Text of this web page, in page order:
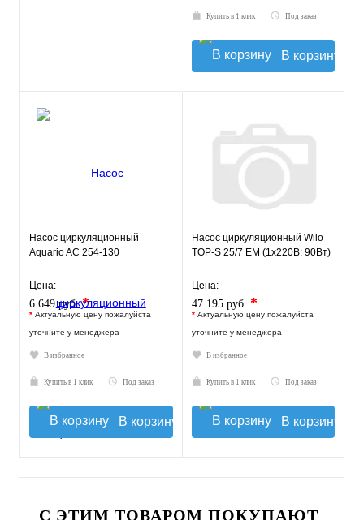
Купить в 1 клик Под заказ
В корзину
Насос циркуляционный
Aquario AC 254-130
Цена:
6 649 руб.*
* Актуальную цену пожалуйста
уточните у менеджера
В избранное
Купить в 1 клик Под заказ
В корзину
Насос циркуляционный Wilo
TOP-S 25/7 EM (1х220В; 90Вт)
Цена:
47 195 руб. *
* Актуальную цену пожалуйста
уточните у менеджера
В избранное
Купить в 1 клик Под заказ
В корзину
С ЭТИМ ТОВАРОМ ПОКУПАЮТ